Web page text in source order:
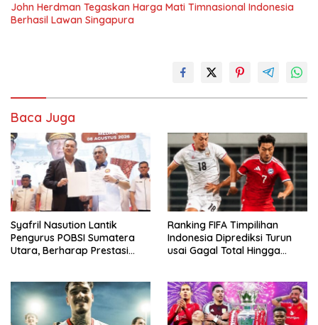
John Herdman Tegaskan Harga Mati Timnasional Indonesia
Berhasil Lawan Singapura
Baca Juga
Syafril Nasution Lantik
Pengurus POBSI Sumatera
Utara, Berharap Prestasi
Ranking FIFA Timpilihan
Indonesia Diprediksi Turun
usai Gagal Total Hingga